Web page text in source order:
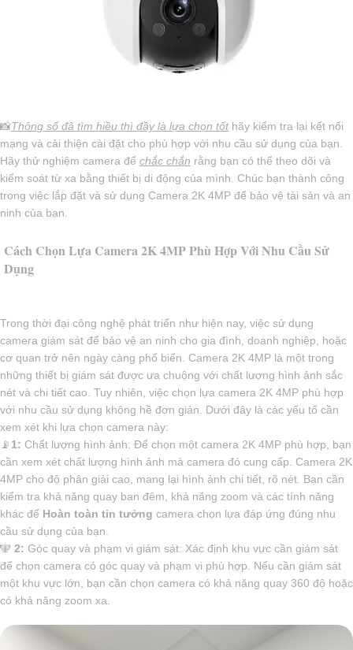
📸Thông số đã tìm hiều thì đầy là lựa chọn tốt hãy kiểm tra lại kết nối
mạng và cải thiện cài đặt cho phù hợp với nhu cầu sử dụng của bạn.
Hãy thử nghiệm camera để chắc chắn rằng bạn có thể theo dõi và
kiểm soát từ xa bằng thiết bị di động của mình. Chúc bạn thành công
trong việc lắp đặt và sử dụng Camera 2K 4MP để bảo vệ tài sản và an
ninh của bạn.
Cách Chọn Lựa Camera 2K 4MP Phù Hợp Với Nhu Cầu Sử
Dụng
Trong thời đại công nghệ phát triển như hiện nay, việc sử dụng
camera giám sát để bảo vệ an ninh cho gia đình, doanh nghiệp, hoặc
cơ quan trở nên ngày càng phổ biến. Camera 2K 4MP là một trong
những thiết bị giám sát được ưa chuộng với chất lượng hình ảnh sắc
nét và chi tiết cao. Tuy nhiên, việc chọn lựa camera 2K 4MP phù hợp
với nhu cầu sử dụng không hề đơn giản. Dưới đây là các yếu tố cần
xem xét khi lựa chọn camera này:
📡1: Chất lượng hình ảnh: Để chọn một camera 2K 4MP phù hợp, bạn
cần xem xét chất lượng hình ảnh mà camera đó cung cấp. Camera 2K
4MP cho độ phân giải cao, mang lại hình ảnh chi tiết, rõ nét. Bạn cần
kiểm tra khả năng quay ban đêm, khả năng zoom và các tính năng
khác để Hoàn toàn tin tưởng camera chọn lựa đáp ứng đúng nhu
cầu sử dụng của bạn.
️🕎 2: Góc quay và phạm vi giám sát: Xác định khu vực cần giám sát
để chọn camera có góc quay và phạm vi phù hợp. Nếu cần giám sát
một khu vực lớn, bạn cần chọn camera có khả năng quay 360 độ hoặc
có khả năng zoom xa.